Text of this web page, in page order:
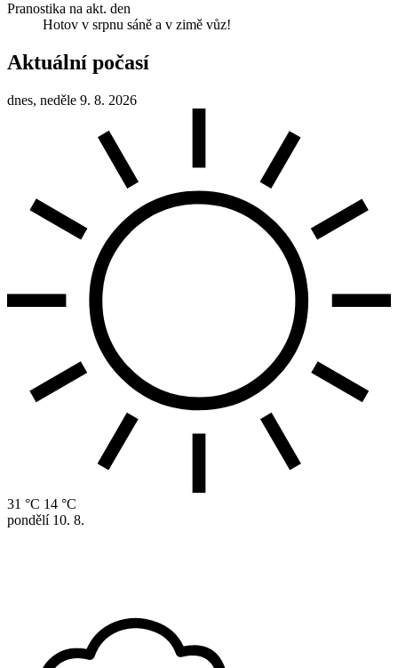
Pranostika na akt. den
Hotov v srpnu sáně a v zimě vůz!
Aktuální počasí
dnes, neděle 9. 8. 2026
31 °C 14 °C
pondělí 10. 8.